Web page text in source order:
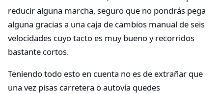
reducir alguna marcha, seguro que no pondrás pega
alguna gracias a una caja de cambios manual de seis
velocidades cuyo tacto es muy bueno y recorridos
bastante cortos.
Teniendo todo esto en cuenta no es de extrañar que
una vez pisas carretera o autovía quedes